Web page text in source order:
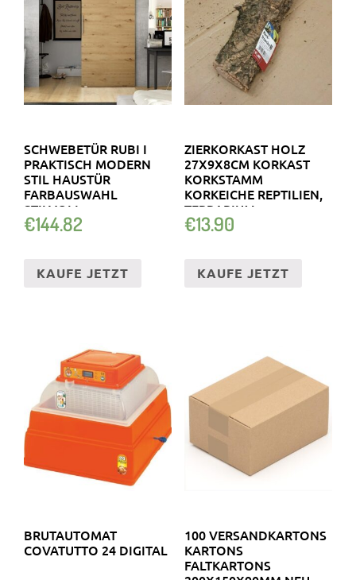
SCHWEBETÜR RUBI I
PRAKTISCH MODERN
STIL HAUSTÜR
FARBAUSWAHL
STILVOLL
ZIMMERTÜREN
€144.82
KAUFE JETZT
ZIERKORKAST HOLZ
27X9X8CM KORKAST
KORKSTAMM
KORKEICHE REPTILIEN,
TERRARIUM
€13.90
KAUFE JETZT
BRUTAUTOMAT
COVATUTTO 24 DIGITAL
100 VERSANDKARTONS
KARTONS
FALTKARTONS